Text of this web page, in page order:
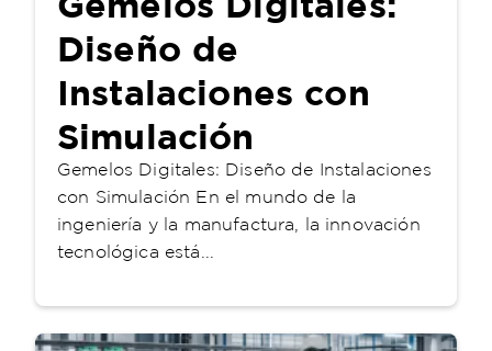
Diseño de
Instalaciones con
Simulación
Gemelos Digitales: Diseño de Instalaciones
con Simulación En el mundo de la
ingeniería y la manufactura, la innovación
tecnológica está...